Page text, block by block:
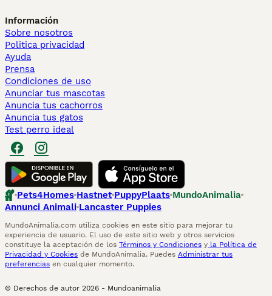
Información
Sobre nosotros
Politica privacidad
Ayuda
Prensa
Condiciones de uso
Anunciar tus mascotas
Anuncia tus cachorros
Anuncia tus gatos
Test perro ideal
Pets4Homes Hastnet PuppyPlaats MundoAnimalia
Annunci Animali Lancaster Puppies
MundoAnimalia.com utiliza cookies en este sitio para mejorar tu
experiencia de usuario. El uso de este sitio web y otros servicios
constituye la aceptación de los Términos y Condiciones y la Política de
Privacidad y Cookies de MundoAnimalia. Puedes Administrar tus
preferencias en cualquier momento.
© Derechos de autor 2026 - Mundoanimalia